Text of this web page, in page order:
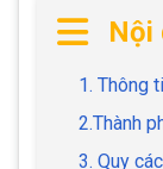
Nội
1. Thông
2.Thành
3. Quy